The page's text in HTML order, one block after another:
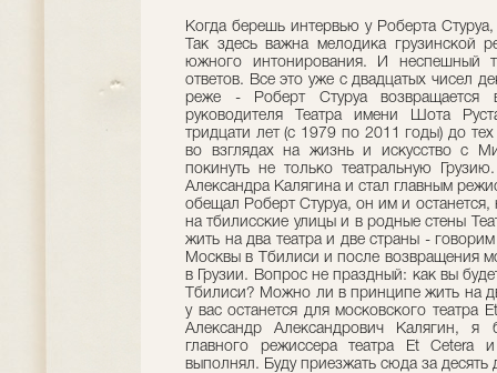
Когда берешь интервью у Роберта
Так здесь важна мелодика грузинской
южного интонирования. И неспешный
ответов. Все это уже с двадцатых чисел
реже - Роберт Стуруа возвращается
руководителя Театра имени Шота
тридцати лет (с 1979 по 2011 годы) до
во взглядах на жизнь и искусство с
покинуть не только театральную
Александра Калягина и стал главным
обещал Роберт Стуруа, он им и
на тбилисские улицы и в родные стены
жить на два театра и две страны -
Москвы в Тбилиси и после возвращения
в Грузии. Вопрос не праздный: как вы
Тбилиси? Можно ли в принципе жить на
у вас останется для московского театра
Александр Александрович Калягин, я
главного режиссера театра Еt Cetera
выполнял. Буду приезжать сюда за